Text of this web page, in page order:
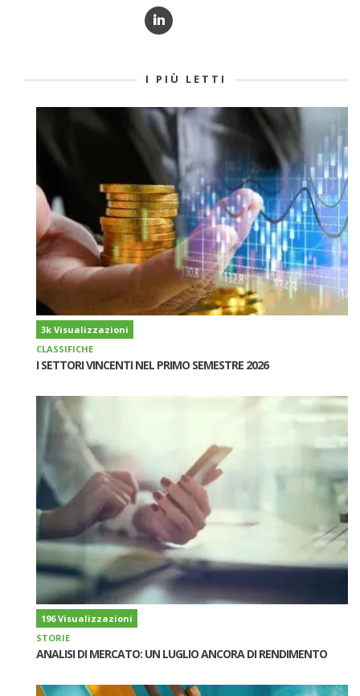
I PIÙ LETTI
3k Visualizzazioni
CLASSIFICHE
I SETTORI VINCENTI NEL PRIMO SEMESTRE 2026
196 Visualizzazioni
STORIE
ANALISI DI MERCATO: UN LUGLIO ANCORA DI RENDIMENTO